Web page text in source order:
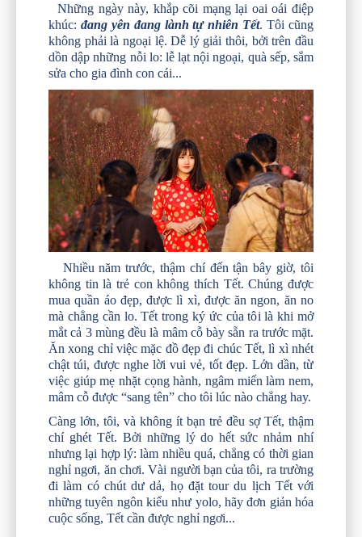
Những ngày này, khắp cõi mạng lại oai oái điệp
khúc: đang yên đang lành tự nhiên Tết. Tôi cũng
không phải là ngoại lệ. Dễ lý giải thôi, bởi trên đầu
dồn dập những nỗi lo: lễ lạt nội ngoại, quà sếp, sắm
sửa cho gia đình con cái...
Nhiều năm trước, thậm chí đến tận bây giờ, tôi
không tin là trẻ con không thích Tết. Chúng được
mua quần áo đẹp, được lì xì, được ăn ngon, ăn no
mà chẳng cần lo. Tết trong ký ức của tôi là khi mở
mắt cả 3 mùng đều là mâm cỗ bày sẵn ra trước mặt.
Ăn xong chỉ việc mặc đồ đẹp đi chúc Tết, lì xì nhét
chật túi, được nghe lời vui vẻ, tốt đẹp. Lớn dần, từ
việc giúp mẹ nhặt cọng hành, ngâm miến làm nem,
mâm cỗ được “sang tên” cho tôi lúc nào chẳng hay.
Càng lớn, tôi, và không ít bạn trẻ đều sợ Tết, thậm
chí ghét Tết. Bởi những lý do hết sức nhảm nhí
nhưng lại hợp lý: làm nhiều quá, chẳng có thời gian
nghỉ ngơi, ăn chơi. Vài người bạn của tôi, ra trường
đi làm có chút dư dả, họ đặt tour du lịch Tết với
những tuyên ngôn kiểu như yolo, hãy đơn giản hóa
cuộc sống, Tết cần được nghỉ ngơi...